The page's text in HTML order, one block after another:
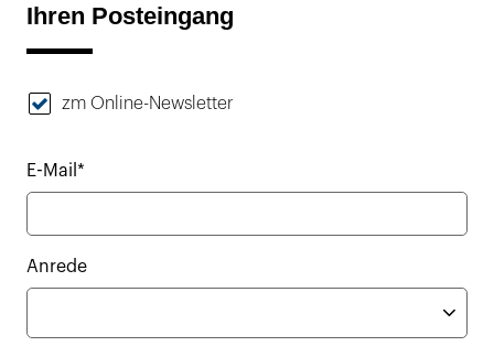
Ihren Posteingang
zm Online-Newsletter
E-Mail*
Anrede